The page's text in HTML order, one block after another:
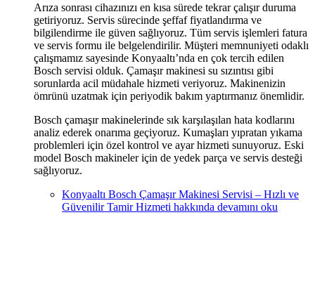
Arıza sonrası cihazınızı en kısa sürede tekrar çalışır duruma
getiriyoruz. Servis sürecinde şeffaf fiyatlandırma ve
bilgilendirme ile güven sağlıyoruz. Tüm servis işlemleri fatura
ve servis formu ile belgelendirilir. Müşteri memnuniyeti odaklı
çalışmamız sayesinde Konyaaltı’nda en çok tercih edilen
Bosch servisi olduk. Çamaşır makinesi su sızıntısı gibi
sorunlarda acil müdahale hizmeti veriyoruz. Makinenizin
ömrünü uzatmak için periyodik bakım yaptırmanız önemlidir.
Bosch çamaşır makinelerinde sık karşılaşılan hata kodlarını
analiz ederek onarıma geçiyoruz. Kumaşları yıpratan yıkama
problemleri için özel kontrol ve ayar hizmeti sunuyoruz. Eski
model Bosch makineler için de yedek parça ve servis desteği
sağlıyoruz.
Konyaaltı Bosch Çamaşır Makinesi Servisi – Hızlı ve
Güvenilir Tamir Hizmeti hakkında devamını oku